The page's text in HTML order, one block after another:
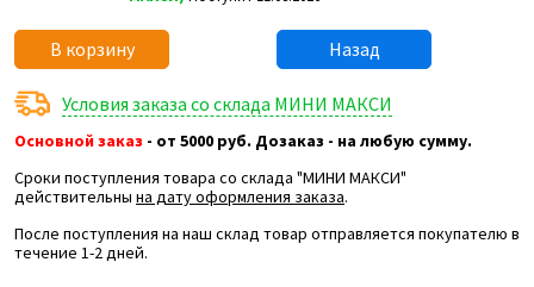
В корзину Назад
Условия заказа со склада МИНИ МАКСИ
Основной заказ - от 5000 руб. Дозаказ - на любую сумму.
Сроки поступления товара со склада "МИНИ МАКСИ"
действительны на дату оформления заказа.
После поступления на наш склад товар отправляется покупателю в
течение 1-2 дней.